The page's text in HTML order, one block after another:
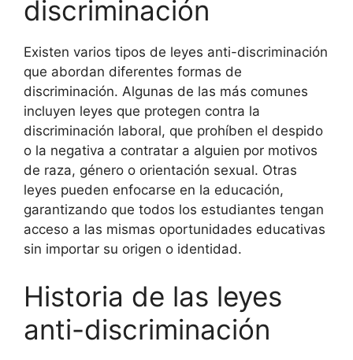
discriminación
Existen varios tipos de leyes anti-discriminación
que abordan diferentes formas de
discriminación. Algunas de las más comunes
incluyen leyes que protegen contra la
discriminación laboral, que prohíben el despido
o la negativa a contratar a alguien por motivos
de raza, género o orientación sexual. Otras
leyes pueden enfocarse en la educación,
garantizando que todos los estudiantes tengan
acceso a las mismas oportunidades educativas
sin importar su origen o identidad.
Historia de las leyes
anti-discriminación